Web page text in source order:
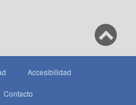
Accesibilidad
Contacto